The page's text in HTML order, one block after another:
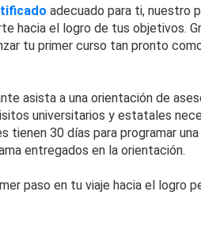
adecuado para ti, nuestro
hacia el logro de tus objetivos.
tu primer curso tan pronto
asista a una orientación de
universitarios y estatales
30 días para programar
entregados en la orientación.
paso en tu viaje hacia el logro